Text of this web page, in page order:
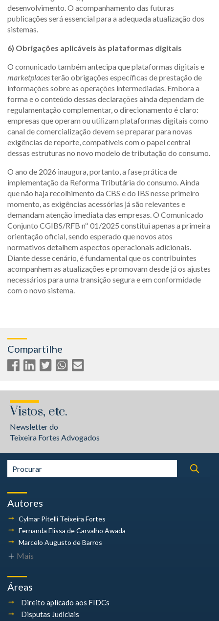
desenvolvimento. O acompanhamento das futuras
publicações será essencial para a adequada atualização dos
sistemas.
6) Obrigações aplicáveis às plataformas digitais
O comunicado também antecipa que plataformas digitais e
marketplacesterão obrigações específicas de prestação de
informações sobre as operações intermediadas. Embora a
forma e o conteúdo dessas declarações ainda dependam de
regulamentação complementar, o direcionamento é claro:
empresas que operam ou utilizam plataformas digitais como
canal de comercialização devem se preparar para novas
exigências de reporte, compatíveis com o papel central
dessas estruturas no novo modelo de tributação do consumo.
O ano de 2026 inaugura, portanto, a fase prática de
implementação da Reforma Tributária do consumo. Ainda
que não haja recolhimento da CBS e do IBS nesse primeiro
momento, as exigências acessórias já são relevantes e
demandam atenção imediata das empresas. O Comunicado
Conjunto CGIBS/RFB nº 01/2025 constitui apenas a primeira
orientação oficial, sendo esperado que novos atos
normativos detalhem aspectos operacionais adicionais.
Diante desse cenário, é fundamental que os contribuintes
acompanhem as atualizações e promovam desde já os ajustes
necessários para uma transição segura e em conformidade
com o novo sistema.
Compartilhe
Vistos, etc.
Newsletter do
Teixeira Fortes Advogados
Autores
Cylmar Pitelli Teixeira Fortes
Fernanda Elissa de Carvalho Awada
Marcelo Augusto de Barros
Mais
Áreas
Direito aplicado aos FIDCs
Disputas Judiciais